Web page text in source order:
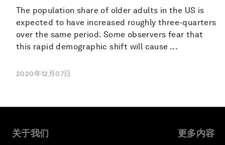
The population share of older adults in the US is
expected to have increased roughly three-quarters
over the same period. Some observers fear that
this rapid demographic shift will cause ...
2020年12月07日
关于我们 更多内容